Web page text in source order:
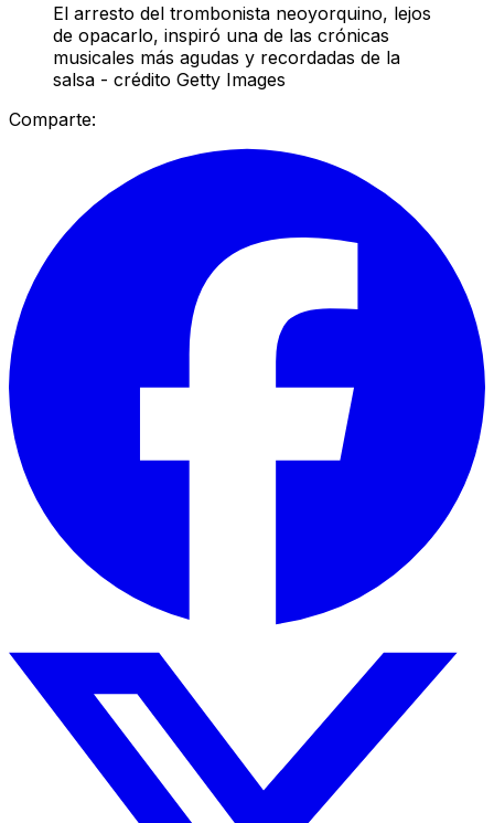
El arresto del trombonista neoyorquino, lejos
de opacarlo, inspiró una de las crónicas
musicales más agudas y recordadas de la
salsa - crédito Getty Images
Comparte: